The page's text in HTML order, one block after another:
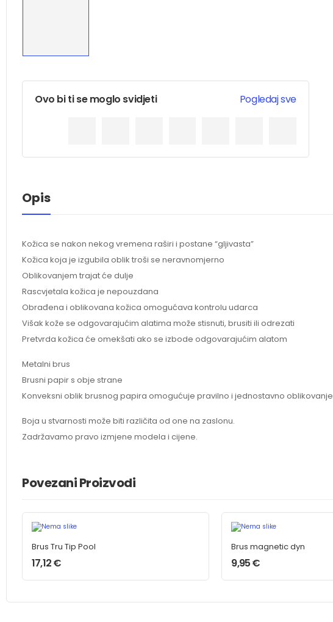
Ovo bi ti se moglo svidjeti Pogledaj sve
Opis
Kožica se nakon nekog vremena raširi i postane “gljivasta”
Kožica koja je izgubila oblik troši se neravnomjerno
Oblikovanjem trajat će dulje
Rascvjetala kožica je nepouzdana
Obrađena i oblikovana kožica omogućava kontrolu udarca
Višak kože se odgovarajućim alatima može stisnuti, brusiti ili odrezati
Pretvrda kožica će omekšati ako se izbode odgovarajućim alatom
Metalni brus
Brusni papir s obje strane
Konveksni oblik brusnog papira omogućuje pravilno i jednostavno oblikovanje
Boja u stvarnosti može biti različita od one na zaslonu.
Zadržavamo pravo izmjene modela i cijene.
Povezani Proizvodi
Brus Tru Tip Pool
17,12€
Brus magnetic dyn
9,95€